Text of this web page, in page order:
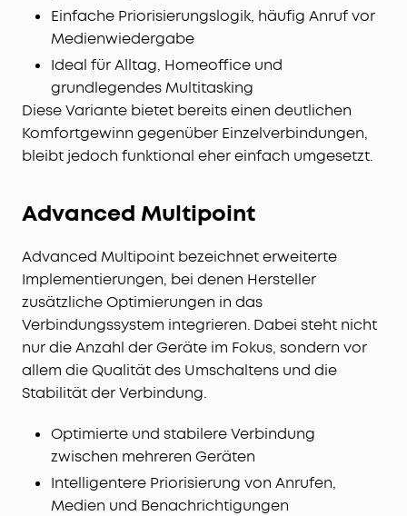
Einfache Priorisierungslogik, häufig Anruf vor
Medienwiedergabe
Ideal für Alltag, Homeoffice und
grundlegendes Multitasking
Diese Variante bietet bereits einen deutlichen
Komfortgewinn gegenüber Einzelverbindungen,
bleibt jedoch funktional eher einfach umgesetzt.
Advanced Multipoint
Advanced Multipoint bezeichnet erweiterte
Implementierungen, bei denen Hersteller
zusätzliche Optimierungen in das
Verbindungssystem integrieren. Dabei steht nicht
nur die Anzahl der Geräte im Fokus, sondern vor
allem die Qualität des Umschaltens und die
Stabilität der Verbindung.
Optimierte und stabilere Verbindung
zwischen mehreren Geräten
Intelligentere Priorisierung von Anrufen,
Medien und Benachrichtigungen